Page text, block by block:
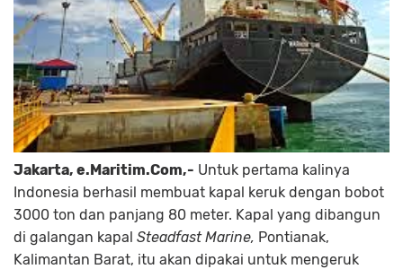
Jakarta, e.Maritim.Com,- Untuk pertama kalinya
Indonesia berhasil membuat kapal keruk dengan bobot
3000 ton dan panjang 80 meter. Kapal yang dibangun
di galangan kapal Steadfast Marine, Pontianak,
Kalimantan Barat, itu akan dipakai untuk mengeruk